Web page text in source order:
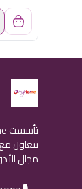
مجال